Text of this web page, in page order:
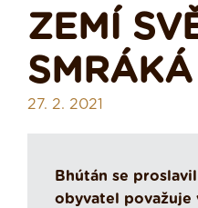
ZEMÍ
SMRÁKÁ
27. 2. 2021
Bhútán se
obyvatel považuje